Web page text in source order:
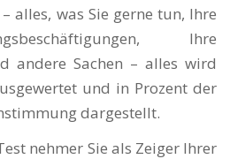
alles, was Sie gerne tun, Ihre
Ihre
andere Sachen – alles wird
und in Prozent der
dargestellt.
nehmer Sie als Zeiger Ihrer